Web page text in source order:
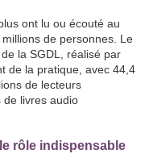
ont lu ou écouté au
de personnes. Le
la SGDL, réalisé par
de la pratique, avec 44,4
de lecteurs
de livres audio
rôle indispensable